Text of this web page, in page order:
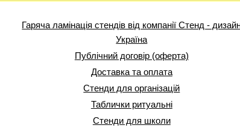
Гаряча ламінація стендів від компанії Стенд -
Україна
Публічний договір (оферта)
Доставка та оплата
Стенди для організацій
Таблички ритуальні
Стенди для школи